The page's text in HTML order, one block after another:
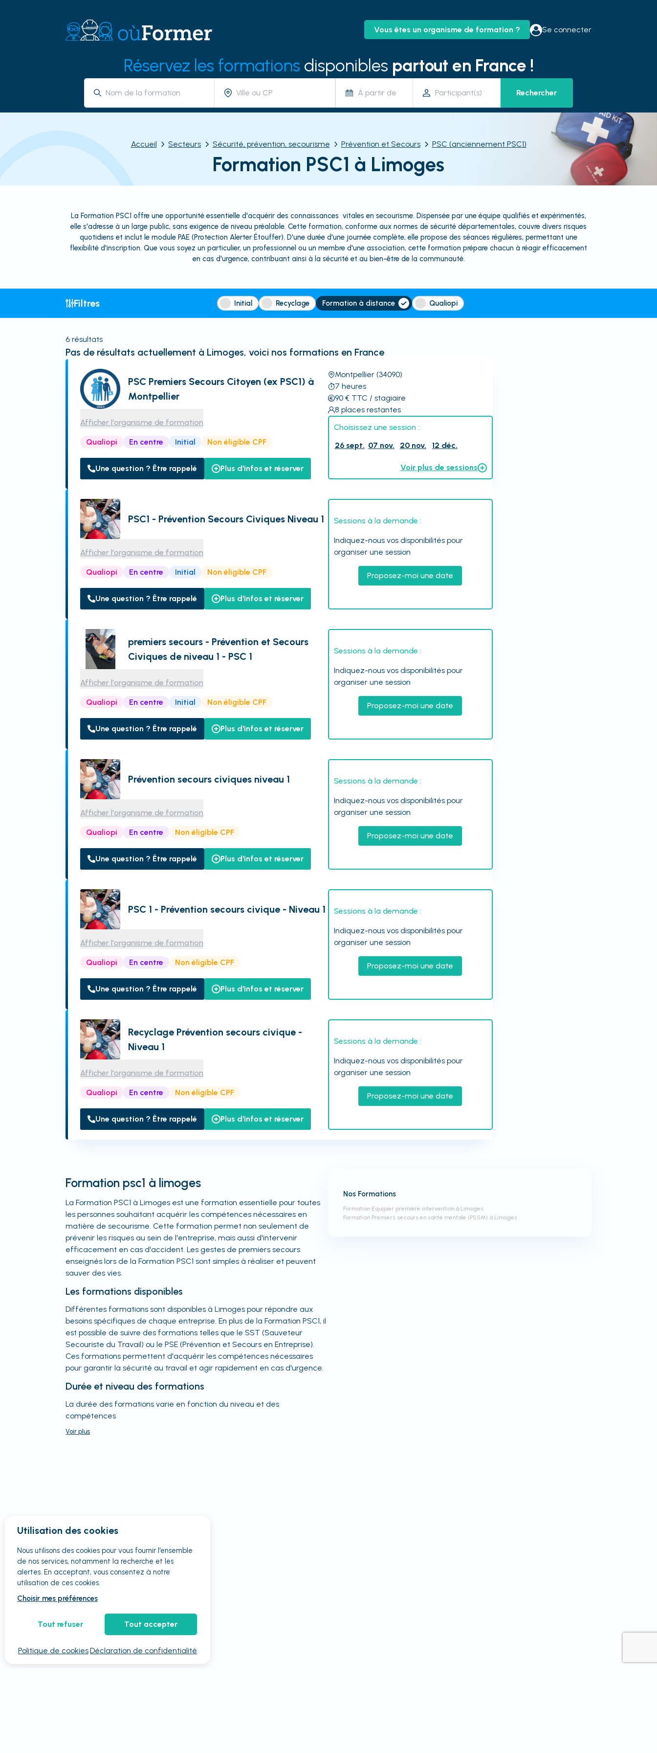
Vous êtes un organisme de formation ? Se connecter
Réservez les formations disponibles partout en France !
À partir de Rechercher
Accueil Secteurs Sécurité, prévention, secourisme Prévention et Secours PSC (anciennement PSC1)
Formation PSC1 à Limoges
La Formation PSC1 offre une opportunité essentielle d'acquérir des connaissances vitales en secourisme. Dispensée par une équipe qualifiés et expérimentés,
elle s'adresse à un large public, sans exigence de niveau préalable. Cette formation, conforme aux normes de sécurité départementales, couvre divers risques
quotidiens et inclut le module PAE (Protection Alerter Étouffer). D'une durée d'une journée complète, elle propose des séances régulières, permettant une
flexibilité d'inscription. Que vous soyez un particulier, un professionnel ou un membre d'une association, cette formation prépare chacun à réagir efficacement
en cas d'urgence, contribuant ainsi à la sécurité et au bien-être de la communauté.
Filtres Initial Recyclage Formation à distance Qualiopi
6 résultats
Pas de résultats actuellement à Limoges, voici nos formations en France
PSC Premiers Secours Citoyen (ex PSC1) à
Montpellier
Afficher l'organisme de formation
Qualiopi En centre Initial Non éligible CPF
Une question ? Être rappelé Plus d'infos et réserver
Montpellier (34090)
7 heures
90€ TTC / stagiaire
8 places restantes
Choisissez une session :
26 sept. 07 nov. 20 nov. 12 déc.
Voir plus de sessions
PSC1 - Prévention Secours Civiques Niveau 1
Afficher l'organisme de formation
Qualiopi En centre Initial Non éligible CPF
Une question ? Être rappelé Plus d'infos et réserver
Sessions à la demande :
Indiquez-nous vos disponibilités pour
organiser une session
Proposez-moi une date
premiers secours - Prévention et Secours
Civiques de niveau 1 - PSC 1
Afficher l'organisme de formation
Qualiopi En centre Initial Non éligible CPF
Une question ? Être rappelé Plus d'infos et réserver
Sessions à la demande :
Indiquez-nous vos disponibilités pour
organiser une session
Proposez-moi une date
Prévention secours civiques niveau 1
Afficher l'organisme de formation
Qualiopi En centre Non éligible CPF
Une question ? Être rappelé Plus d'infos et réserver
Sessions à la demande :
Indiquez-nous vos disponibilités pour
organiser une session
Proposez-moi une date
PSC 1 - Prévention secours civique - Niveau 1
Afficher l'organisme de formation
Qualiopi En centre Non éligible CPF
Une question ? Être rappelé Plus d'infos et réserver
Sessions à la demande :
Indiquez-nous vos disponibilités pour
organiser une session
Proposez-moi une date
Recyclage Prévention secours civique -
Niveau 1
Afficher l'organisme de formation
Qualiopi En centre Non éligible CPF
Une question ? Être rappelé Plus d'infos et réserver
Sessions à la demande :
Indiquez-nous vos disponibilités pour
organiser une session
Proposez-moi une date
Formation psc1 à limoges
La Formation PSC1 à Limoges est une formation essentielle pour toutes
les personnes souhaitant acquérir les compétences nécessaires en
matière de secourisme. Cette formation permet non seulement de
prévenir les risques au sein de l'entreprise, mais aussi d'intervenir
efficacement en cas d'accident. Les gestes de premiers secours
enseignés lors de la Formation PSC1 sont simples à réaliser et peuvent
sauver des vies.
Les formations disponibles
Différentes formations sont disponibles à Limoges pour répondre aux
besoins spécifiques de chaque entreprise. En plus de la Formation PSC1, il
est possible de suivre des formations telles que le SST (Sauveteur
Secouriste du Travail) ou le PSE (Prévention et Secours en Entreprise).
Ces formations permettent d'acquérir les compétences nécessaires
pour garantir la sécurité au travail et agir rapidement en cas d'urgence.
Durée et niveau des formations
La durée des formations varie en fonction du niveau et des
compétences
Voirplus
Nos Formations
Formation Equipier première intervention à Limoges
Formation Premiers secours en santé mentale (PSSM) à Limoges
Utilisation des cookies
Nous utilisons des cookies pour vous fournir l'ensemble
de nos services, notamment la recherche et les
alertes. En acceptant, vous consentez à notre
utilisation de ces cookies.
Choisir mes préférences
Tout refuser Tout accepter
Politique de cookiesDéclaration de confidentialité